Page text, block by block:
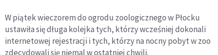
W piątek wieczorem do ogrodu zoologicznego w Płocku
ustawiła się długa kolejka tych, którzy wcześniej dokonali
internetowej rejestracji i tych, którzy na nocny pobyt w zoo
zdecydowali się niemal w ostatniej chwili.